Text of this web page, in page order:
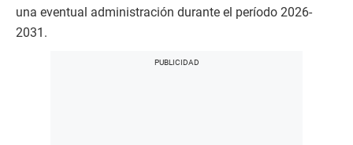
una eventual administración durante el período 2026-
2031.